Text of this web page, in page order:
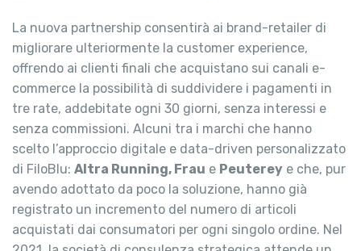
La nuova partnership consentirà ai brand-retailer di
migliorare ulteriormente la customer experience,
offrendo ai clienti finali che acquistano sui canali e-
commerce la possibilità di suddividere i pagamenti in
tre rate, addebitate ogni 30 giorni, senza interessi e
senza commissioni. Alcuni tra i marchi che hanno
scelto l’approccio digitale e data-driven personalizzato
di FiloBlu: Altra Running, Frau e Peuterey e che, pur
avendo adottato da poco la soluzione, hanno già
registrato un incremento del numero di articoli
acquistati dai consumatori per ogni singolo ordine. Nel